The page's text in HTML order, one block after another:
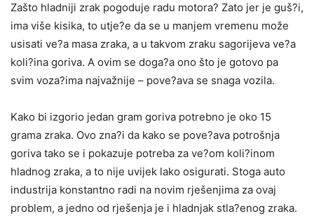
Zašto hladniji zrak pogoduje radu motora? Zato jer je guš?i,
ima više kisika, to utje?e da se u manjem vremenu može
usisati ve?a masa zraka, a u takvom zraku sagorijeva ve?a
koli?ina goriva. A ovim se doga?a ono što je gotovo pa
svim voza?ima najvažnije – pove?ava se snaga vozila.
Kako bi izgorio jedan gram goriva potrebno je oko 15
grama zraka. Ovo zna?i da kako se pove?ava potrošnja
goriva tako se i pokazuje potreba za ve?om koli?inom
hladnog zraka, a to nije uvijek lako osigurati. Stoga auto
industrija konstantno radi na novim rješenjima za ovaj
problem, a jedno od rješenja je i hladnjak stla?enog zraka.